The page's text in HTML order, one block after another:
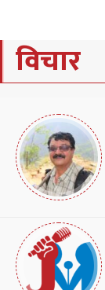
विचार